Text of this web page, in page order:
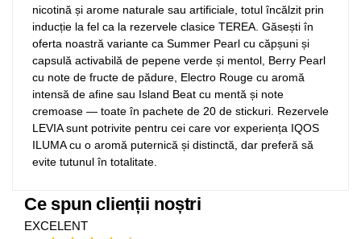
nicotină și arome naturale sau artificiale, totul încălzit prin
inducție la fel ca la rezervele clasice TEREA. Găsești în
oferta noastră variante ca Summer Pearl cu căpșuni și
capsulă activabilă de pepene verde și mentol, Berry Pearl
cu note de fructe de pădure, Electro Rouge cu aromă
intensă de afine sau Island Beat cu mentă și note
cremoase — toate în pachete de 20 de stickuri. Rezervele
LEVIA sunt potrivite pentru cei care vor experiența IQOS
ILUMA cu o aromă puternică și distinctă, dar preferă să
evite tutunul în totalitate.
Ce spun clienții noștri
EXCELENT